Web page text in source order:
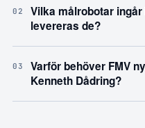
02
Vilka målrobotar
levereras de?
03
Varför behöver FMV
Kenneth Dådring?